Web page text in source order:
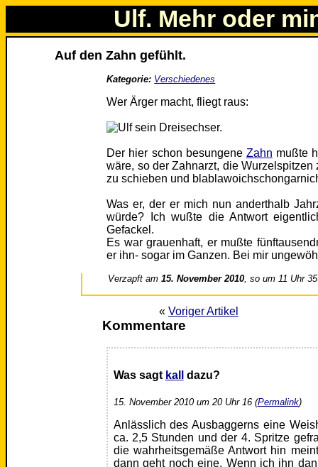
Ulf. Mehr oder
Auf den Zahn gefühlt.
Kategorie: Verschiedenes
Wer Ärger macht, fliegt raus:
Der hier schon besungene Zahn mußte
wäre, so der Zahnarzt, die
zu schieben und
Was er, der er mich nun anderthalb
würde? Ich wußte die Antwort
Gefackel.
Es war grauenhaft, er mußte
er ihn- sogar im Ganzen. Bei mir
Verzapft am15. November 2010, so um 11 Uhr 35
« Voriger Artikel
Kommentare
Was sagt kall dazu?
15. November 2010 um 20 Uhr 16 (Permalink)
Anlässlich des Ausbaggerns eine
ca. 2,5 Stunden und der 4. Spritze
die wahrheitsgemäße Antwort hin
dann geht noch eine. Wenn ich ihn